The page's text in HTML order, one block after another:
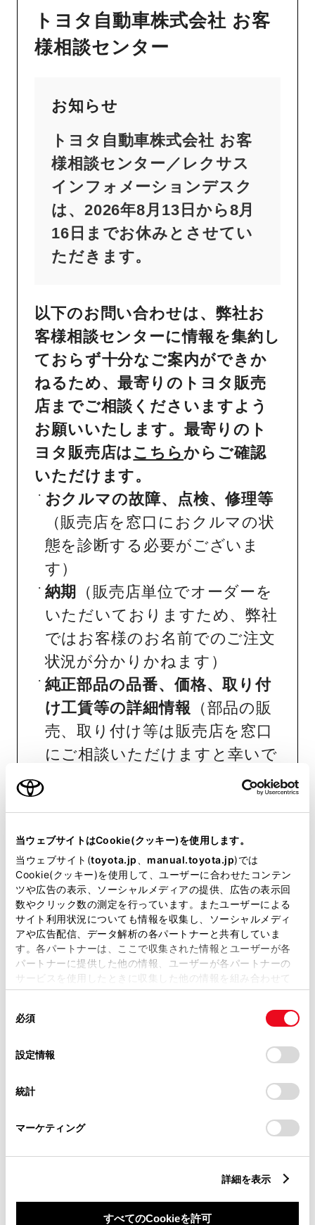
当ウェブサイトはCookie(クッキー)を使用します。
当ウェブサイト(toyota.jp manual.toyota.jp)では
Cookie(クッキー)を使用して、ユーザーに合わせたコンテン
ツや広告の表示、ソーシャルメディアの提供、広告の表示回
数やクリック数の測定を行っています。またユーザーによる
サイト利用状況についても情報を収集し、ソーシャルメディ
アや広告配信、データ解析の各パートナーと共有していま
す。各パートナーは、ここで収集された情報とユーザーが各
パートナーに提供した他の情報、ユーザーが各パートナーの
サービスを使用したときに収集した他の情報を組み合わせて
使用することがあります。当ウェブサイトの使用を続行する
デバイスにすべてのCookie(クッキー)が保存されることに同
意したことになります。Cookie(クッキー)のオプトアウト、
設定の変更、同意を撤回したりするにあたっては、当社の
「Cookie（クッキー）情報の取り扱いについて
」をご覧くだ
必須
設定情報
統計
マーケティング
詳細を表示
すべてのCookieを許可
トヨタ自動車株式会社 お客
様相談センター
お知らせ
トヨタ自動車株式会社 お客
様相談センター／レクサス
インフォメーションデスク
は、2026年8月13日から8月
16日までお休みとさせてい
ただきます。
以下のお問い合わせは、弊社お
客様相談センターに情報を集約し
ておらず十分なご案内ができか
ねるため、最寄りのトヨタ販売
店までご相談くださいますよう
お願いいたします。最寄りのト
ヨタ販売店はこちら からご確認
いただけます。
おクルマの故障、点検、修理等
（販売店を窓口におクルマの状
態を診断する必要がございま
す）
納期
（販売店単位でオーダーを
いただいておりますため、弊社
ではお客様のお名前でのご注文
状況が分かりかねます）
純正部品の品番、価格、取り付
け工賃等の詳細情報 （部品の販
売、取り付け等は販売店を窓口
にご相談いただけますと幸いで
トヨタ販売店へのお問い合わせ
おクルマに関するお問い合わせ
は、自動車検査証（車検証）をご
用意いただくとスムーズな対応
が可能です。
リコール等情報はこちら
を選択してくださ